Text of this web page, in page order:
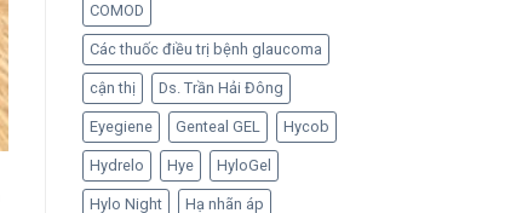
COMOD
Các thuốc điều trị bệnh glaucoma
cận thị Ds. Trần Hải Đông
Eyegiene Genteal GEL Hycob
Hydrelo Hye HyloGel
Hylo Night Hạ nhãn áp